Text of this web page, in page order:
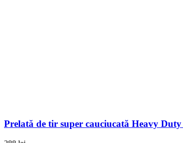
Prelată de tir super cauciucată Heavy